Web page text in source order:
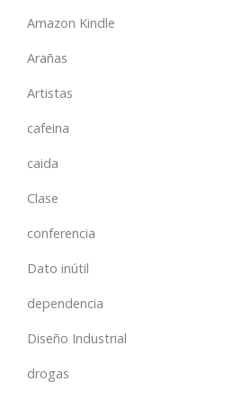
Amazon Kindle
Arañas
Artistas
cafeina
caida
Clase
conferencia
Dato inútil
dependencia
Diseño Industrial
drogas